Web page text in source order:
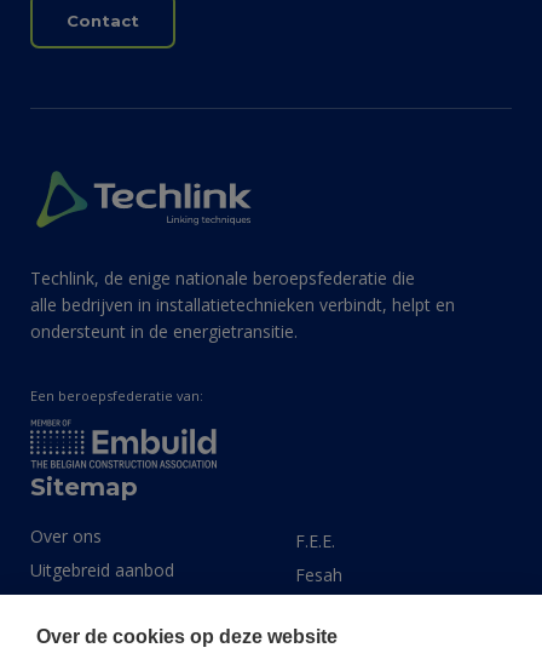
Contact
Techlink, de enige nationale beroepsfederatie die
alle bedrijven in installatietechnieken verbindt, helpt en
ondersteunt in de energietransitie.
Een beroepsfederatie van:
Sitemap
Over ons
Uitgebreid aanbod
Actueel
F.E.E.
Fesah
LINK 2030
Over de cookies op deze website